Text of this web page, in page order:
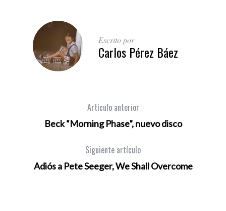
Escrito por
Carlos Pérez Báez
Artículo anterior
Beck “Morning Phase”, nuevo disco
Siguiente artículo
Adiós a Pete Seeger, We Shall Overcome